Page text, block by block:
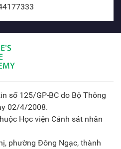
số 125/GP-BC do Bộ Thông
02/4/2008.
Học viện Cảnh sát nhân
phường Đông Ngạc, thành